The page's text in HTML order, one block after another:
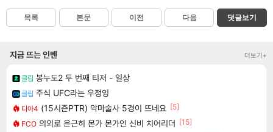
목록 본문 이전 다음 댓글보기
지금 뜨는 인벤 더보기+
클립 봉누도2 두 번째 티저 - 일상
클립 주식 UFC라는 우정잉
디아4 (15시즌PTR) 악마술사 5경이 뜨네요 [5]
FCO 의외로 은근히 몬가 몬가인 신비 치어리더 [15]